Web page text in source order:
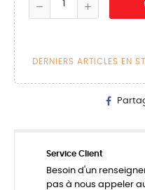
DERNIERS ARTICLES EN
Service Client
Besoin d'un
pas à nous appeler